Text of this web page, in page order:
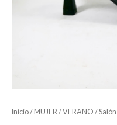
Inicio/ MUJER /VERANO /Salón